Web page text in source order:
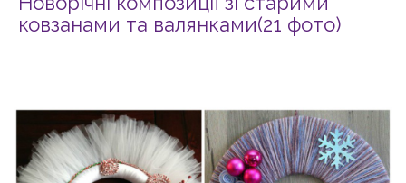
ковзанами та валянками(21 фото)